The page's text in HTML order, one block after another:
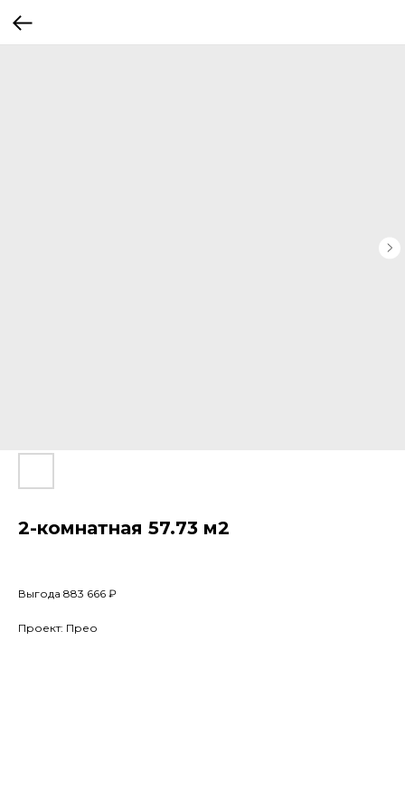
2-комнатная 57.73 м2
Выгода 883 666 ₽
Проект: Прео